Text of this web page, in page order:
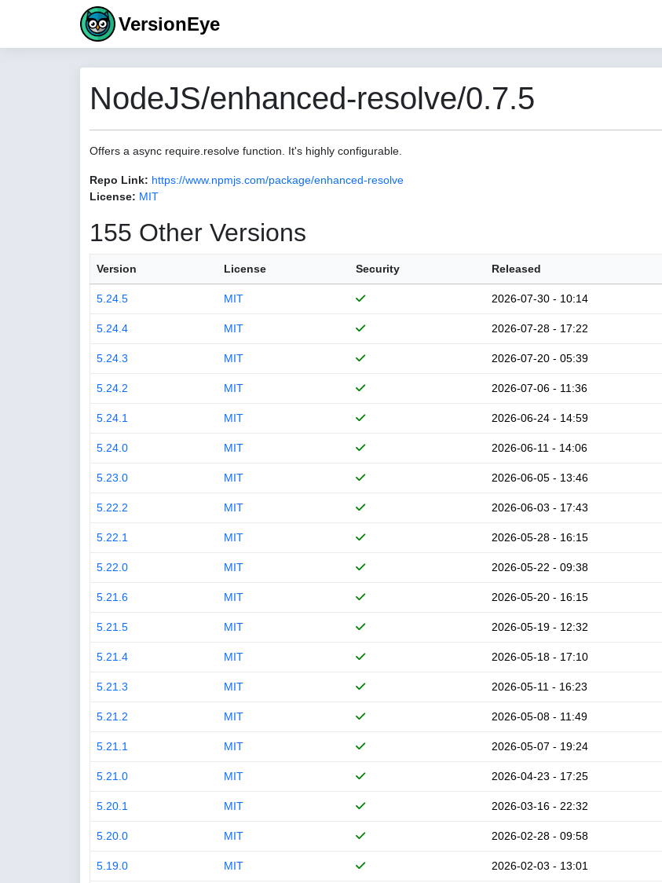
VersionEye
NodeJS/enhanced-resolve/0.7.5
Offers a async require.resolve function. It's highly configurable.
Repo Link: https://www.npmjs.com/package/enhanced-resolve
License: MIT
155 Other Versions
Version License Security Released
5.24.5 MIT 2026-07-30 - 10:14
5.24.4 MIT 2026-07-28 - 17:22
5.24.3 MIT 2026-07-20 - 05:39
5.24.2 MIT 2026-07-06 - 11:36
5.24.1 MIT 2026-06-24 - 14:59
5.24.0 MIT 2026-06-11 - 14:06
5.23.0 MIT 2026-06-05 - 13:46
5.22.2 MIT 2026-06-03 - 17:43
5.22.1 MIT 2026-05-28 - 16:15
5.22.0 MIT 2026-05-22 - 09:38
5.21.6 MIT 2026-05-20 - 16:15
5.21.5 MIT 2026-05-19 - 12:32
5.21.4 MIT 2026-05-18 - 17:10
5.21.3 MIT 2026-05-11 - 16:23
5.21.2 MIT 2026-05-08 - 11:49
5.21.1 MIT 2026-05-07 - 19:24
5.21.0 MIT 2026-04-23 - 17:25
5.20.1 MIT 2026-03-16 - 22:32
5.20.0 MIT 2026-02-28 - 09:58
5.19.0 MIT 2026-02-03 - 13:01